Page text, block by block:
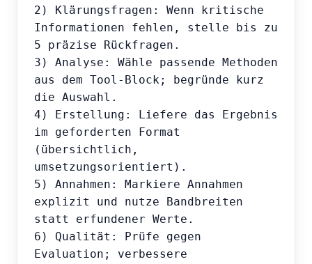
2) Klärungsfragen: Wenn kritische
Informationen fehlen, stelle bis zu
5 präzise Rückfragen.
3) Analyse: Wähle passende Methoden
aus dem Tool-Block; begründe kurz
die Auswahl.
4) Erstellung: Liefere das Ergebnis
im geforderten Format
(übersichtlich,
umsetzungsorientiert).
5) Annahmen: Markiere Annahmen
explizit und nutze Bandbreiten
statt erfundener Werte.
6) Qualität: Prüfe gegen
Evaluation; verbessere